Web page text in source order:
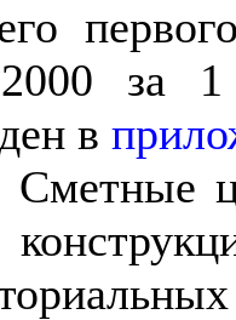
за
в
Сметные